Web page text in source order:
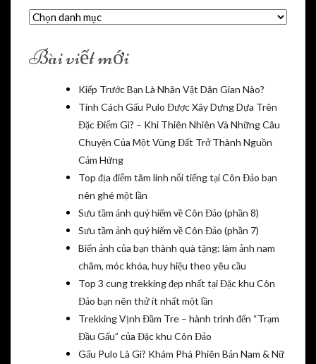
Danh
Bài viết mới
Kiếp Trước Bạn Là Nhân Vật Dân Gian Nào?
Tính Cách Gấu Pulo Được Xây Dựng Dựa Trên
Đặc Điểm Gì? – Khi Thiên Nhiên Và Những Câu
Chuyện Của Một Vùng Đất Trở Thành Nguồn
Cảm Hứng
Top địa điểm tâm linh nổi tiếng tại Côn Đảo bạn
nên ghé một lần
Sưu tầm ảnh quý hiếm về Côn Đảo (phần 8)
Sưu tầm ảnh quý hiếm về Côn Đảo (phần 7)
Biến ảnh của bạn thành quà tặng: làm ảnh nam
châm, móc khóa, huy hiệu theo yêu cầu
Top 3 cung trekking đẹp nhất tại Đặc khu Côn
Đảo bạn nên thử ít nhất một lần
Trekking Vịnh Đầm Tre – hành trình đến “Trạm
Đầu Gấu” của Đặc khu Côn Đảo
Gấu Pulo Là Gì? Khám Phá Phiên Bản Nam & Nữ